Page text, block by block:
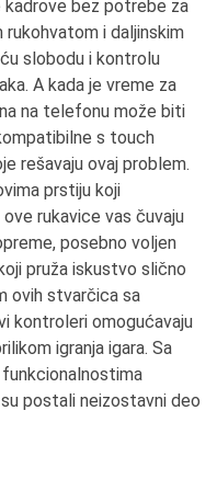
kadrove bez potrebe za
i daljinskim
slobodu i kontrolu
A kada je vreme za
na telefonu može biti
s touch
rešavaju ovaj problem.
prstiju koji
rukavice vas čuvaju
posebno voljen
pruža iskustvo slično
ovih stvarčica sa
kontroleri omogućavaju
igranja igara. Sa
postali neizostavni deo